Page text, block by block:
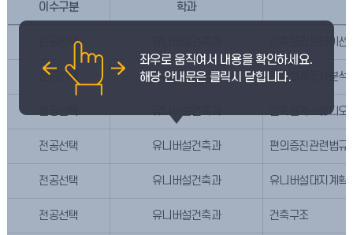
이수구분 학과
전공선택 건축프리젠테이션
전공선택 유니버설건축과 건축설계조사분석
건축설계스튜디오
전공선택 유니버설건축과 편의증진관련법규
전공선택 유니버설건축과 유니버설대지계획
전공선택 유니버설건축과 건축구조